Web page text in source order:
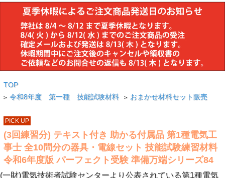
TOP
> 令和8年度 第一種 技能試験材料 > おまかせ材料セット販売
PICK UP
(3回練習分) テキスト付き 助かる付属品 第1種電気工
事士 全10問分の器具・電線セット 技能試験練習材料
令和6年度版 パーフェクト受験 準備万端シリーズ84
(一財)電気技術者試験センターより公表されている第1種電気